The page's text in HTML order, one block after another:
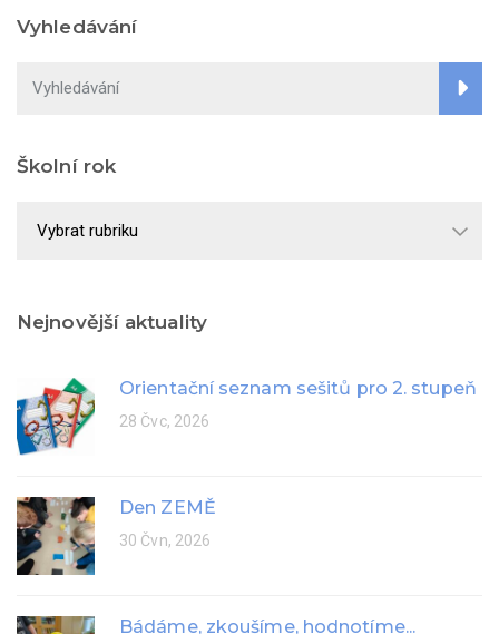
Vyhledávání
Školní rok
rok
Nejnovější aktuality
Orientační seznam sešitů pro 2. stupeň
28 Čvc, 2026
Den ZEMĚ
30 Čvn, 2026
Bádáme, zkoušíme, hodnotíme...